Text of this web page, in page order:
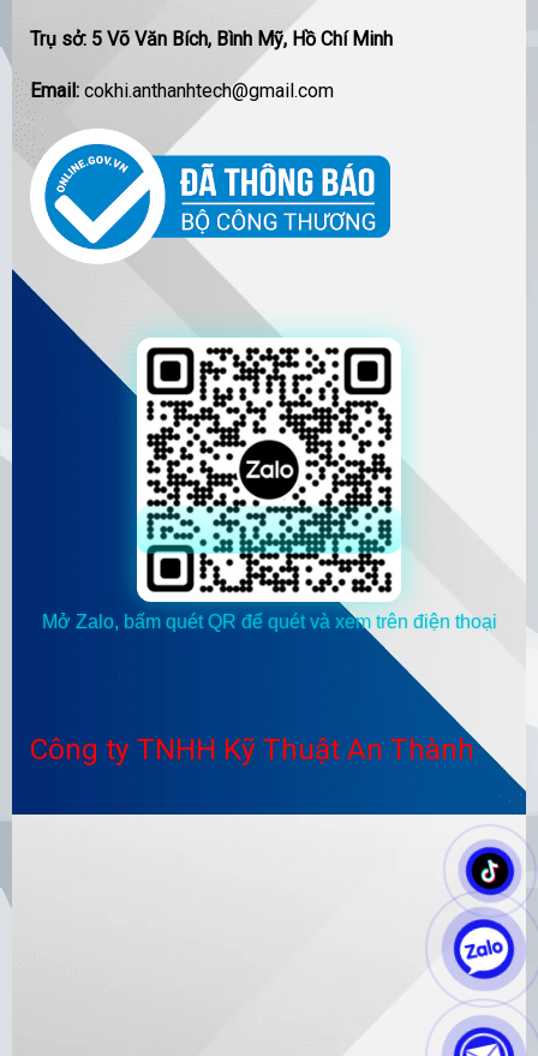
Trụ sở: 5 Võ Văn Bích, Bình Mỹ, Hồ Chí Minh
Email: cokhi.anthanhtech@gmail.com
Mở Zalo, bấm quét QR để quét và xem trên điện thoại
Công ty TNHH Kỹ Thuật An Thành